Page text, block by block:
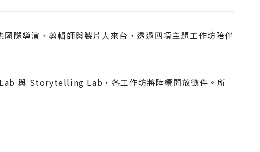
國際導演、剪輯師與製片人來台，透過四項主題工作坊陪伴
與 Storytelling Lab，各工作坊將陸續開放徵件。所